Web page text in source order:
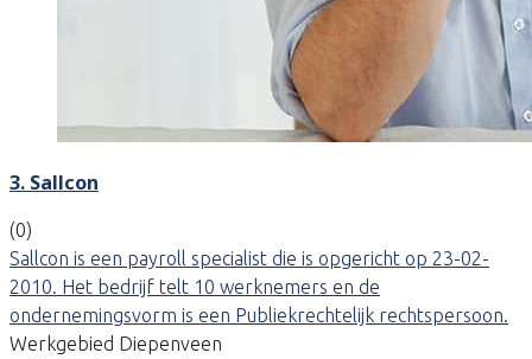
3. Sallcon
(0)
Sallcon is een payroll specialist die is opgericht op 23-02-
2010. Het bedrijf telt 10 werknemers en de
ondernemingsvorm is een Publiekrechtelijk rechtspersoon.
Werkgebied Diepenveen